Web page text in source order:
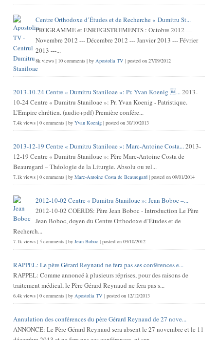
Centre Orthodoxe d’Études et de Recherche « Dumitru St...
PROGRAMME et ENREGISTREMENTS : Octobre 2012 ---
Novembre 2012 --- Décembre 2012 --- Janvier 2013 --- Février
2013 ---...
8k views| 10 comments| by Apostolia TV | posted on 27/09/2012
2013-10-24 Centre « Dumitru Staniloae »: Pr. Yvan Koenig ...2013-
10-24 Centre « Dumitru Staniloae »: Pr. Yvan Koenig - Patristique.
L’Empire chrétien. (audio+pdf) Première confére...
7.4k views| 0 comments| by Yvan Koenig| posted on 30/10/2013
2013-12-19 Centre « Dumitru Staniloae »: Marc-Antoine Costa...2013-
12-19 Centre « Dumitru Staniloae »: Père Marc-Antoine Costa de
Beauregard – Théologie de la Liturgie. Absolu ou rel...
7.1k views| 0 comments| by Marc-Antoine Costa de Beauregard| posted on 09/01/2014
2012-10-02 Centre « Dumitru Staniloae »: Jean Boboc –...
2012-10-02 COERDS: Père Jean Boboc - Introduction Le Père
Jean Boboc, doyen du Centre Orthodoxe d’Études et de
Recherch...
7.1k views| 5 comments| by Jean Boboc | posted on 03/10/2012
RAPPEL: Le père Gérard Reynaud ne fera pas ses conférences e...
RAPPEL: Comme annoncé à plusieurs réprises, pour des raisons de
traitement médical, le Père Gérard Reynaud ne fera pas s...
6.4k views| 0 comments| by Apostolia TV | posted on 12/12/2013
Annulation des conférences du père Gérard Reynaud de 27 nove...
ANNONCE: Le Père Gérard Reynaud sera absent le 27 novembre et le 11